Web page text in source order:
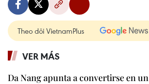
Theo dõi VietnamPlus
VER MÁS
Da Nang apunta a convertirse en un